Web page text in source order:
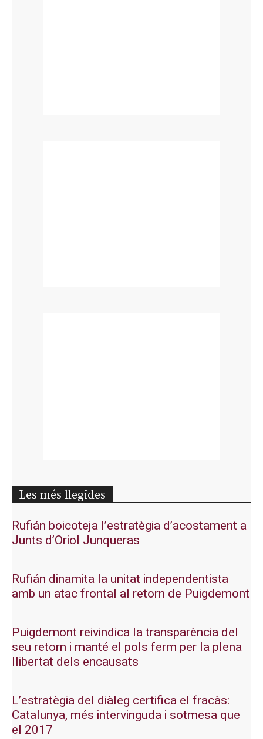
Les més llegides
Rufián boicoteja l’estratègia d’acostament a
Junts d’Oriol Junqueras
Rufián dinamita la unitat independentista
amb un atac frontal al retorn de Puigdemont
Puigdemont reivindica la transparència del
seu retorn i manté el pols ferm per la plena
llibertat dels encausats
L’estratègia del diàleg certifica el fracàs:
Catalunya, més intervinguda i sotmesa que
el 2017